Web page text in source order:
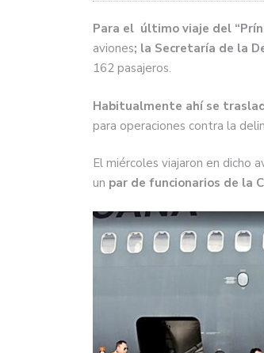
Para el último viaje del
aviones; la Secretaría de la
162 pasajeros.
Habitualmente ahí se
para operaciones contra la
El miércoles viajaron en dicho
un par de funcionarios de la